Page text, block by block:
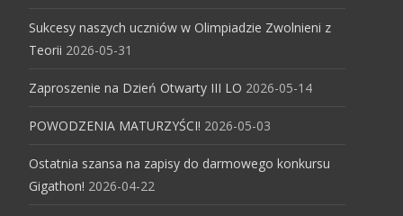
Sukcesy naszych uczniów w Olimpiadzie Zwolnieni z
Teorii 2026-05-31
Zaproszenie na Dzień Otwarty III LO 2026-05-14
POWODZENIA MATURZYŚCI! 2026-05-03
Ostatnia szansa na zapisy do darmowego konkursu
Gigathon! 2026-04-22